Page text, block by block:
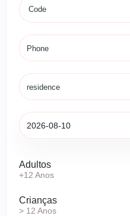
Adultos
+12 Anos
Crianças
> 12 Anos